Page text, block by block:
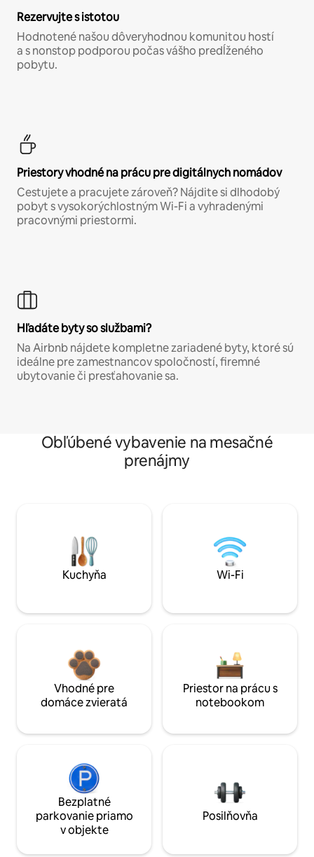
Rezervujte s istotou
Hodnotené našou dôveryhodnou komunitou hostí
a s nonstop podporou počas vášho predĺženého
pobytu.
Priestory vhodné na prácu pre digitálnych nomádov
Cestujete a pracujete zároveň? Nájdite si dlhodobý
pobyt s vysokorýchlostným Wi-Fi a vyhradenými
pracovnými priestormi.
Hľadáte byty so službami?
Na Airbnb nájdete kompletne zariadené byty, ktoré sú
ideálne pre zamestnancov spoločností, firemné
ubytovanie či presťahovanie sa.
Obľúbené vybavenie na mesačné
prenájmy
Kuchyňa Wi-Fi
Vhodné pre
domáce zvieratá
Priestor na prácu s
notebookom
Bezplatné
parkovanie priamo
v objekte
Posilňovňa